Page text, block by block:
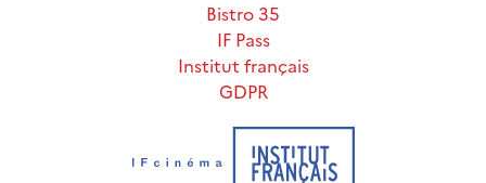
Bistro 35
IF Pass
Institut français
GDPR